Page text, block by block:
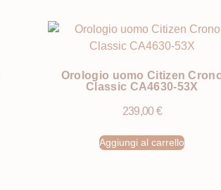
Orologio uomo Citizen
Classic CA4630-53X
239,00€
Aggiungi al carrello